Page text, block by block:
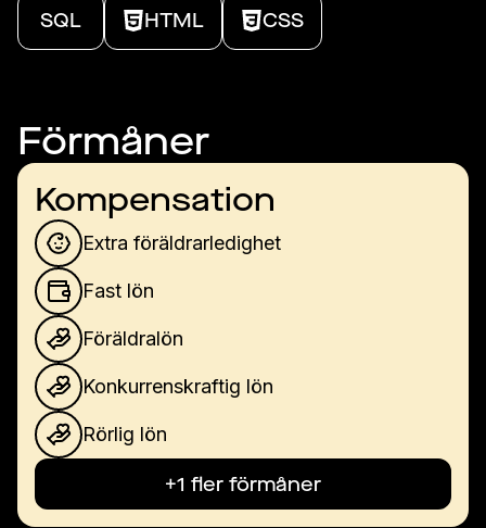
SQL HTML CSS
Förmåner
Kompensation
Extra föräldrarledighet
Fast lön
Föräldralön
Konkurrenskraftig lön
Rörlig lön
+1 fler förmåner